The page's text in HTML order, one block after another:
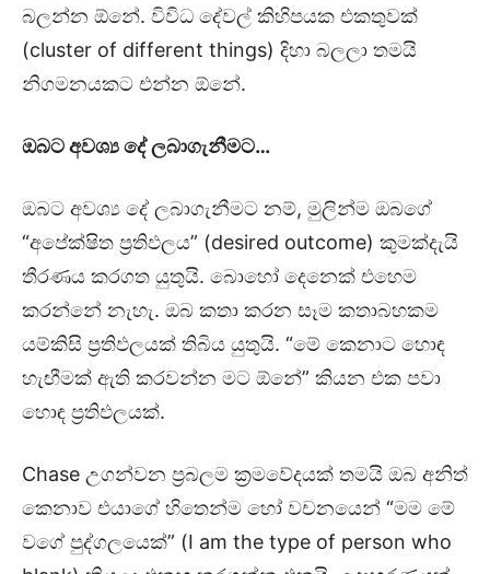
බලන්න ඕනේ. විවිධ දේවල් කිහිපයක එකතුවක්
(cluster of different things) දිහා බලලා තමයි
නිගමනයකට එන්න ඕනේ.
ඔබට අවශ්‍ය දේ ලබාගැනීමට…
ඔබට අවශ්‍ය දේ ලබාගැනීමට නම්, මුලින්ම ඔබගේ
“අපේක්ෂිත ප්‍රතිඵලය” (desired outcome) කුමක්දැයි
තීරණය කරගත යුතුයි. බොහෝ දෙනෙක් එහෙම
කරන්නේ නැහැ. ඔබ කතා කරන සෑම කතාබහකම
යම්කිසි ප්‍රතිඵලයක් තිබිය යුතුයි. “මේ කෙනාට හොඳ
හැඟීමක් ඇති කරවන්න මට ඕනේ” කියන එක පවා
හොඳ ප්‍රතිඵලයක්.
Chase උගන්වන ප්‍රබලම ක්‍රමවේදයක් තමයි ඔබ අනිත්
කෙනාව එයාගේ හිතෙන්ම හෝ වචනයෙන් “මම මේ
වගේ පුද්ගලයෙක්” (I am the type of person who